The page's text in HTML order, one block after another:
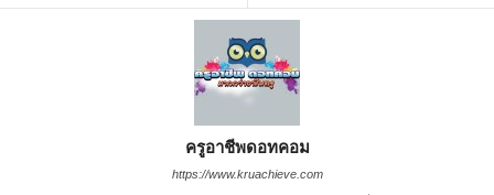
ครูอาชีพดอทคอม
https://www.kruachieve.com